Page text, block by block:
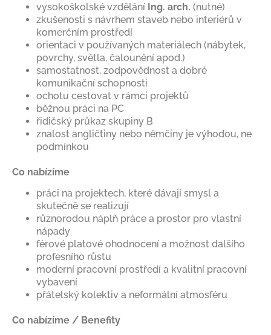
vysokoškolské vzdělání Ing. arch. (nutné)
zkušenosti s návrhem staveb nebo interiérů v
komerčním prostředí
orientaci v používaných materiálech (nábytek,
povrchy, světla, čalounění apod.)
samostatnost, zodpovědnost a dobré
komunikační schopnosti
ochotu cestovat v rámci projektů
běžnou práci na PC
řidičský průkaz skupiny B
znalost angličtiny nebo němčiny je výhodou, ne
podmínkou
Co nabízíme
práci na projektech, které dávají smysl a
skutečně se realizují
různorodou náplň práce a prostor pro vlastní
nápady
férové platové ohodnocení a možnost dalšího
profesního růstu
moderní pracovní prostředí a kvalitní pracovní
vybavení
přátelský kolektiv a neformální atmosféru
Co nabízíme / Benefity